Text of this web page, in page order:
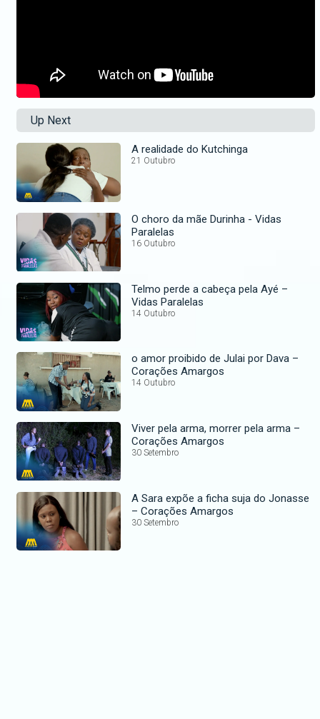
Up Next
A realidade do Kutchinga
21 Outubro
O choro da mãe Durinha - Vidas
Paralelas
16 Outubro
Telmo perde a cabeça pela Ayé –
Vidas Paralelas
14 Outubro
o amor proibido de Julai por Dava –
Corações Amargos
14 Outubro
Viver pela arma, morrer pela arma –
Corações Amargos
30 Setembro
A Sara expõe a ficha suja do Jonasse
– Corações Amargos
30 Setembro